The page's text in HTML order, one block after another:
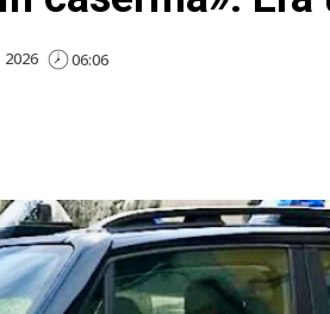
2026 06:06